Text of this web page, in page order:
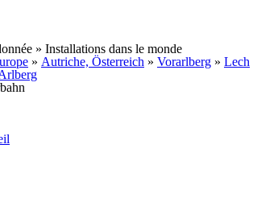
» Installations dans le monde
» Autriche, Österreich » Vorarlberg » Lech